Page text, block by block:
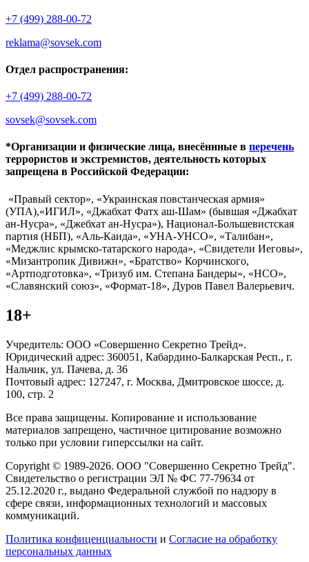
+7 (499) 288-00-72
reklama@sovsek.com
Отдел распространения:
+7 (499) 288-00-72
sovsek@sovsek.com
*Организации и физические лица, внесённные в перечень
террористов и экстремистов, деятельность которых
запрещена в Российской Федерации:
«Правый сектор», «Украинская повстанческая армия»
(УПА),«ИГИЛ», «Джабхат Фатх аш-Шам» (бывшая «Джабхат
ан-Нусра», «Джебхат ан-Нусра»), Национал-Большевистская
партия (НБП), «Аль-Каида», «УНА-УНСО», «Талибан»,
«Меджлис крымско-татарского народа», «Свидетели Иеговы»,
«Мизантропик Дивижн», «Братство» Корчинского,
«Артподготовка», «Тризуб им. Степана Бандеры», «НСО»,
«Славянский союз», «Формат-18», Дуров Павел Валерьевич.
18+
Учредитель: ООО «Совершенно Секретно Трейд».
Юридический адрес: 360051, Кабардино-Балкарская Респ., г.
Нальчик, ул. Пачева, д. 36
Почтовый адрес: 127247, г. Москва, Дмитровское шоссе, д.
100, стр. 2
Все права защищены. Копирование и использование
материалов запрещено, частичное цитирование возможно
только при условии гиперссылки на сайт.
Copyright © 1989-2026. ООО "Совершенно Секретно Трейд".
Свидетельство о регистрации ЭЛ № ФС 77-79634 от
25.12.2020 г., выдано Федеральной службой по надзору в
сфере связи, информационных технологий и массовых
коммуникаций.
Политика конфиценциальности и Согласие на обработку
персональных данных